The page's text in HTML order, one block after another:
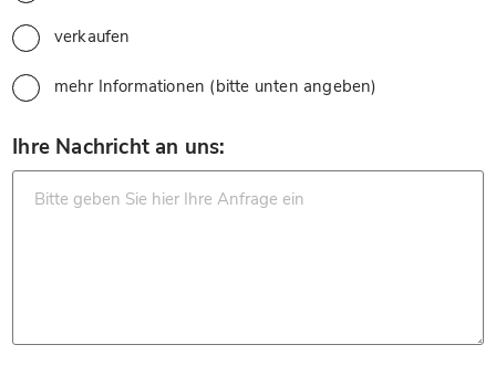
verkaufen
mehr Informationen (bitte unten angeben)
Ihre Nachricht an uns: